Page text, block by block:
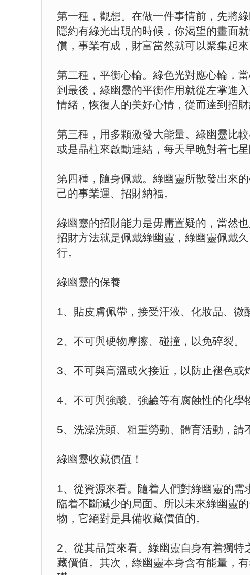
第一種，觀想。在做一件事情前，先將
隱約有綠光出現的時候，你渴望的畫面
償，事業有成，財富當然就可以聚集起來
第二種，平衡心輪。綠色光對應心輪，
到最後，綠幽靈的平衡作用就從左掌進
情緒，恢復人的美好心情，從而達到招財
第三種，用多顆激發大能量。綠幽靈比
或是晶柱來啟動連結，每天早晚對着七
第四種，隨身佩戴。綠幽靈所散發出來
己的事業運、招財納福。
綠幽靈的招財能力是毋庸置疑的，當然
招財方法就是佩戴綠幽靈，綠幽靈佩戴
行。
綠幽靈的保養
1、貼皮膚佩帶，接受汗液、化妝品、微
2、不可與硬物摩擦、碰撞，以免碎裂。
3、不可與高溫或火接近，以防止褪色或
4、不可與強酸、強鹼等有腐蝕性的化學
5、洗澡洗頭、粗重勞動、體育活動，請
綠幽靈收藏價值！
1、從資源來看。隨着人們對綠幽靈的
臨着不斷減少的局面。所以未來綠幽靈
物，它絕對是具備收藏價值的。
2、從其品質來看。綠幽靈自身有着獨
藏價值。其次，綠幽靈本身含有能量，